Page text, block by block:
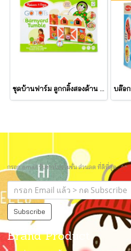
ชุดบ้านฟาร์ม ลูกกลิ้งสองด้าน หยอด สไลด์ GO Tots Barnyard Tumble รุ่น 30740 ยี่ห้อ Melissa & Doug
กรอก email รับข่าวโปรโมชั่น ส่วนลด ที่ดีที่สุด.. ^^
Subscribe
Brand Product